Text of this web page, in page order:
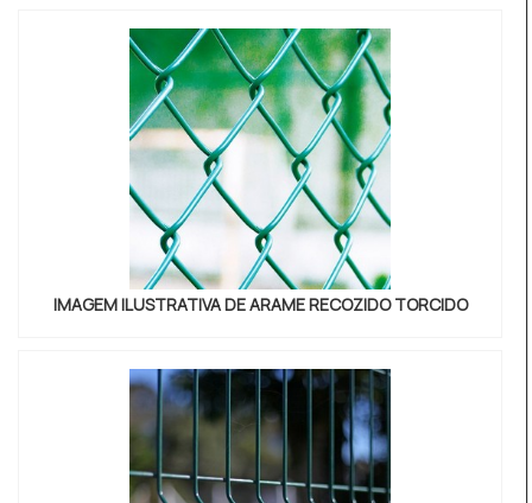
a qualidade e durabilidade dos materiais, além de
evitar prejuízo...
IMAGEM ILUSTRATIVA DE ARAME RECOZIDO TORCIDO